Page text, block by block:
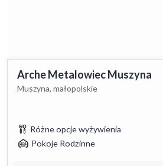
Arche Metalowiec Muszyna
Muszyna, małopolskie
Różne opcje wyżywienia
Pokoje Rodzinne